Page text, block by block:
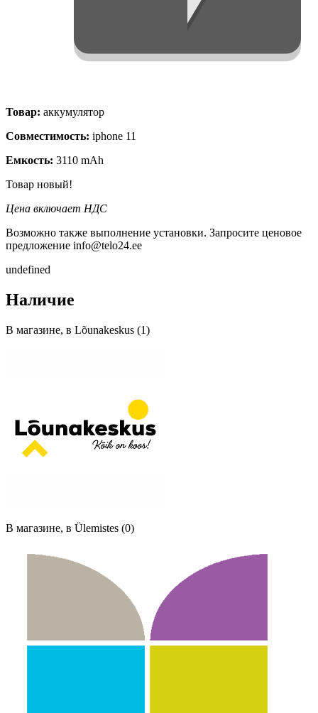
Товар: аккумулятор
Совместимость: iphone 11
Емкость: 3110 mAh
Товар новый!
Цена включает НДС
Возможно также выполнение установки. Запросите ценовое
предложение info@telo24.ee
undefined
Наличие
В магазине, в Lõunakeskus (1)
В магазине, в Ülemistes (0)